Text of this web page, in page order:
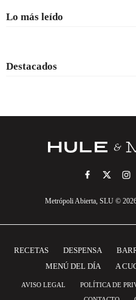
Lo más leído
Destacados
Metrópoli Abierta, SLU ©
RECETAS DESPENSA
MENÚ DEL DÍA
A
AVISO LEGAL POLÍTICA DE